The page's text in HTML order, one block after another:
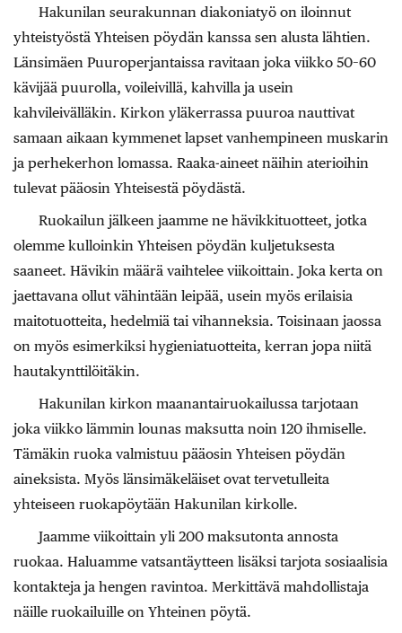
Hakunilan seurakunnan diakoniatyö on iloinnut
yhteistyöstä Yhteisen pöydän kanssa sen alusta lähtien.
Länsimäen Puuroperjantaissa ravitaan joka viikko 50–60
kävijää puurolla, voileivillä, kahvilla ja usein
kahvileivälläkin. Kirkon yläkerrassa puuroa nauttivat
samaan aikaan kymmenet lapset vanhempineen muskarin
ja perhekerhon lomassa. Raaka-aineet näihin aterioihin
tulevat pääosin Yhteisestä pöydästä.
Ruokailun jälkeen jaamme ne hävikkituotteet, jotka
olemme kulloinkin Yhteisen pöydän kuljetuksesta
saaneet. Hävikin määrä vaihtelee viikoittain. Joka kerta on
jaettavana ollut vähintään leipää, usein myös erilaisia
maitotuotteita, hedelmiä tai vihanneksia. Toisinaan jaossa
on myös esimerkiksi hygieniatuotteita, kerran jopa niitä
hautakynttilöitäkin.
Hakunilan kirkon maanantairuokailussa tarjotaan
joka viikko lämmin lounas maksutta noin 120 ihmiselle.
Tämäkin ruoka valmistuu pääosin Yhteisen pöydän
aineksista. Myös länsimäkeläiset ovat tervetulleita
yhteiseen ruokapöytään Hakunilan kirkolle.
Jaamme viikoittain yli 200 maksutonta annosta
ruokaa. Haluamme vatsantäytteen lisäksi tarjota sosiaalisia
kontakteja ja hengen ravintoa. Merkittävä mahdollistaja
näille ruokailuille on Yhteinen pöytä.